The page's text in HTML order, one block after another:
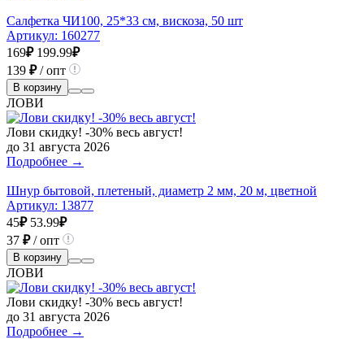
Салфетка ЧИ100, 25*33 см, вискоза, 50 шт
Артикул: 160277
169₽ 199.99₽
139 ₽/ опт
В корзину
ЛОВИ
Лови скидку! -30% весь август!
до 31 августа 2026
Подробнее →
Шнур бытовой, плетеный, диаметр 2 мм, 20 м, цветной
Артикул: 13877
45₽ 53.99₽
37 ₽/ опт
В корзину
ЛОВИ
Лови скидку! -30% весь август!
до 31 августа 2026
Подробнее →